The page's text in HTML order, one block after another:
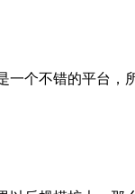
个不错的平台，